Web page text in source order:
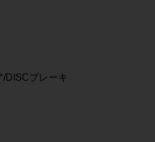
DISCブレーキ